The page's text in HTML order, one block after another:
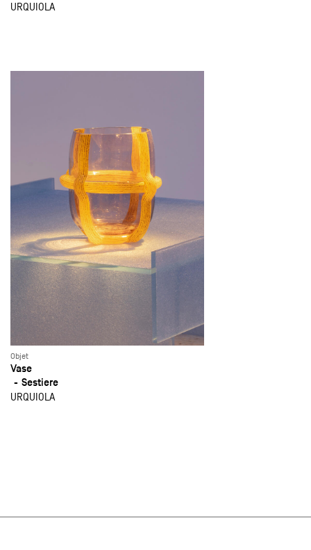
URQUIOLA
Objet
Vase
Sestiere
URQUIOLA